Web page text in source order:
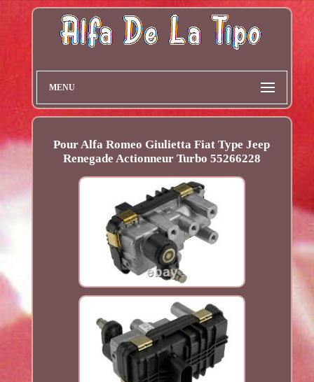
MENU
Pour Alfa Romeo Giulietta Fiat Type Jeep
Renegade Actionneur Turbo 55266228